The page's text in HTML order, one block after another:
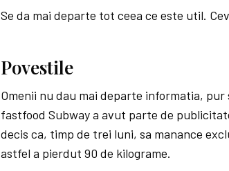
Se da mai departe tot ceea ce este util.
Povestile
Omenii nu dau mai departe infor­ma­tia,
fastfood Subway a avut parte de
decis ca, timp de trei luni, sa manan­ce
astfel a pierdut 90 de kilograme.